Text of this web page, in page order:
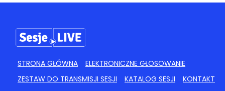
STRONA GŁÓWNA
ELEKTRONICZNE GŁOSOWANIE
ZESTAW DO TRANSMISJI SESJI
KATALOG SESJI KONTAKT